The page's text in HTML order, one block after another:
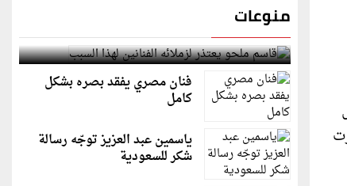
التي اعتبرت
منوعات
قاسم ملحو يعتذر لزملائه الفنانين لهذا السبب
فنان مصري يفقد بصره بشكل
كامل
ياسمين عبد العزيز توجّه رسالة
شكر للسعودية